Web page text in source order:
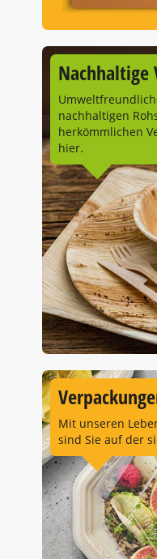
Nachhaltige
nachhaltigen
herkömmlichen
hier.
Mit unseren
sind Sie auf der